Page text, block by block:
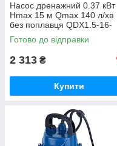
Насос дренажний 0.37 кВт
Hmax 15 м Qmax 140 л/хв
без поплавця QDX1.5-16-
0.37 WETRON (773190)
Готово до відправки
2 313 ₴
Купити